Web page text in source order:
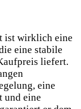
ist wirklich eine
eine stabile
liefert.
eine
und eine